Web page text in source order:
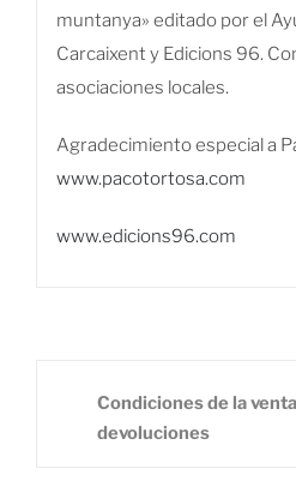
muntanya» editado por el
Carcaixent y Edicions 96.
asociaciones locales.
Agradecimiento especial a
www.pacotortosa.com
www.edicions96.com
Condiciones de la
devoluciones